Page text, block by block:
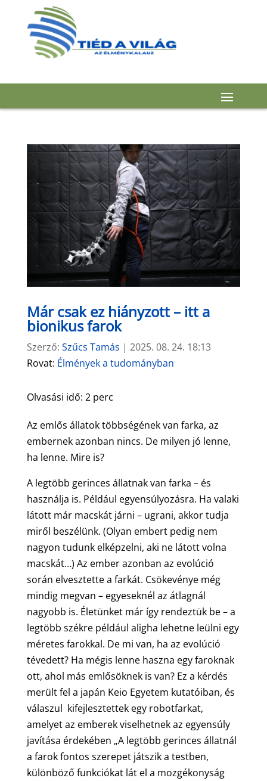
Már csak ez hiányzott – itt a
bionikus farok
Szerző: Szűcs Tamás | 2025. 08. 24. 18:13
Rovat: Élmények a tudományban
Olvasási idő: 2 perc
Az emlős állatok többségének van farka, az
embernek azonban nincs. De milyen jó lenne,
ha lenne. Mire is?
A legtöbb gerinces állatnak van farka – és
használja is. Például egyensúlyozásra. Ha valaki
látott már macskát járni – ugrani, akkor tudja
miről beszélünk. (Olyan embert pedig nem
nagyon tudunk elképzelni, aki ne látott volna
macskát…) Az ember azonban az evolúció
során elvesztette a farkát. Csökevénye még
mindig megvan – egyeseknél az átlagnál
nagyobb is. Életünket már így rendeztük be – a
legtöbb székre például aligha lehetne leülni egy
méretes farokkal. De mi van, ha az evolúció
tévedett? Ha mégis lenne haszna egy faroknak
ott, ahol más emlősöknek is van? Ez a kérdés
merült fel a japán Keio Egyetem kutatóiban, és
válaszul kifejlesztettek egy robotfarkat,
amelyet az emberek viselhetnek az egyensúly
javítása érdekében „A legtöbb gerinces állatnál
a farok fontos szerepet játszik a testben,
különböző funkciókat lát el a mozgékonyság